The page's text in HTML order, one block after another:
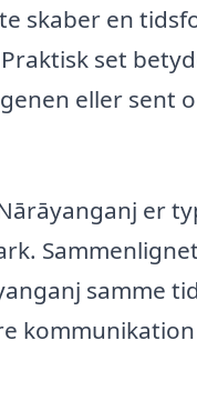
skaber en
set
eller sent
er
samme